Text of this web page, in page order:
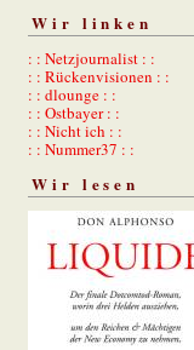
Wir linken
: : Netzjournalist : :
: : Rückenvisionen : :
: : dlounge : :
: : Ostbayer : :
: : Nicht ich : :
: : Nummer37 : :
Wir lesen